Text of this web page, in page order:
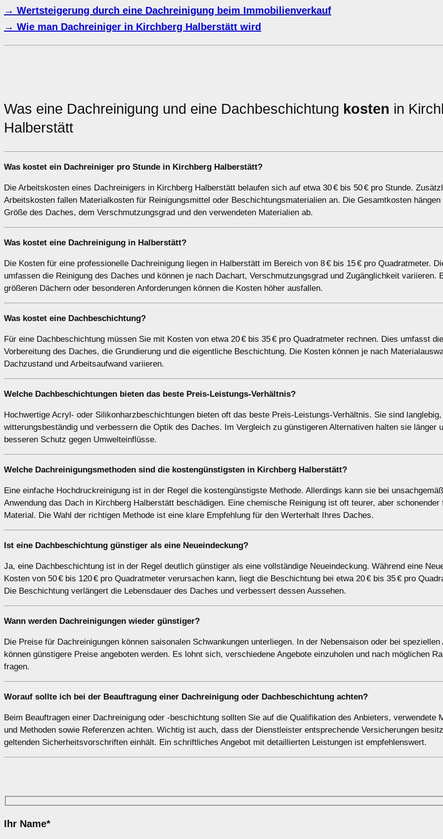
→ Wertsteigerung durch eine Dachreinigung beim Immobilienverkauf
→ Wie man Dachreiniger in Kirchberg Halberstätt wird
Was eine Dachreinigung und eine Dachbeschichtung kosten in
Halberstätt
Was kostet ein Dachreiniger pro Stunde in Kirchberg Halberstätt?
Die Arbeitskosten eines Dachreinigers in Kirchberg Halberstätt belaufen sich auf etwa 30 € bis 50 € pro Stunde.
Arbeitskosten fallen Materialkosten für Reinigungsmittel oder Beschichtungsmaterialien an. Die Gesamtkosten hängen
Größe des Daches, dem Verschmutzungsgrad und den verwendeten Materialien ab.
Was kostet eine Dachreinigung in Halberstätt?
Die Kosten für eine professionelle Dachreinigung liegen in Halberstätt im Bereich von 8 € bis 15 € pro Quadratmeter.
umfassen die Reinigung des Daches und können je nach Dachart, Verschmutzungsgrad und Zugänglichkeit variieren.
größeren Dächern oder besonderen Anforderungen können die Kosten höher ausfallen.
Was kostet eine Dachbeschichtung?
Für eine Dachbeschichtung müssen Sie mit Kosten von etwa 20 € bis 35 € pro Quadratmeter rechnen. Dies umfasst die
Vorbereitung des Daches, die Grundierung und die eigentliche Beschichtung. Die Kosten können je nach
Dachzustand und Arbeitsaufwand variieren.
Welche Dachbeschichtungen bieten das beste Preis-Leistungs-Verhältnis?
Hochwertige Acryl- oder Silikonharzbeschichtungen bieten oft das beste Preis-Leistungs-Verhältnis. Sie sind langlebig,
witterungsbeständig und verbessern die Optik des Daches. Im Vergleich zu günstigeren Alternativen halten sie länger
besseren Schutz gegen Umwelteinflüsse.
Welche Dachreinigungsmethoden sind die kostengünstigsten in Kirchberg Halberstätt?
Eine einfache Hochdruckreinigung ist in der Regel die kostengünstigste Methode. Allerdings kann sie bei
Anwendung das Dach in Kirchberg Halberstätt beschädigen. Eine chemische Reinigung ist oft teurer, aber schonender
Material. Die Wahl der richtigen Methode ist eine klare Empfehlung für den Werterhalt Ihres Daches.
Ist eine Dachbeschichtung günstiger als eine Neueindeckung?
Ja, eine Dachbeschichtung ist in der Regel deutlich günstiger als eine vollständige Neueindeckung. Während eine
Kosten von 50 € bis 120 € pro Quadratmeter verursachen kann, liegt die Beschichtung bei etwa 20 € bis 35 € pro
Die Beschichtung verlängert die Lebensdauer des Daches und verbessert dessen Aussehen.
Wann werden Dachreinigungen wieder günstiger?
Die Preise für Dachreinigungen können saisonalen Schwankungen unterliegen. In der Nebensaison oder bei speziellen
können günstigere Preise angeboten werden. Es lohnt sich, verschiedene Angebote einzuholen und nach möglichen
fragen.
Worauf sollte ich bei der Beauftragung einer Dachreinigung oder Dachbeschichtung achten?
Beim Beauftragen einer Dachreinigung oder -beschichtung sollten Sie auf die Qualifikation des Anbieters, verwendete
und Methoden sowie Referenzen achten. Wichtig ist auch, dass der Dienstleister entsprechende Versicherungen
geltenden Sicherheitsvorschriften einhält. Ein schriftliches Angebot mit detaillierten Leistungen ist empfehlenswert.
Ihr Name*